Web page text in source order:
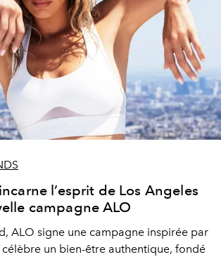
l’esprit de Los Angeles
campagne ALO
ALO signe une campagne inspirée par
célèbre un bien-être authentique, fondé